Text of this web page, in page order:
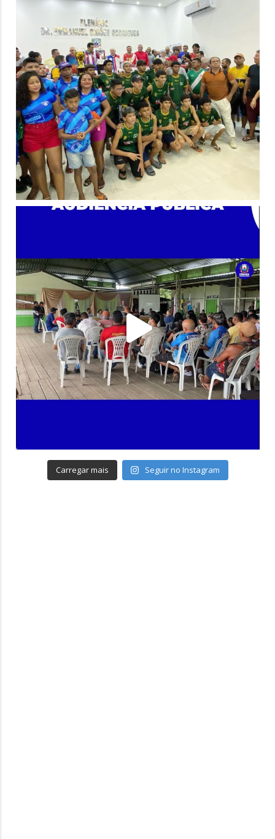
Carregar mais Seguir no Instagram